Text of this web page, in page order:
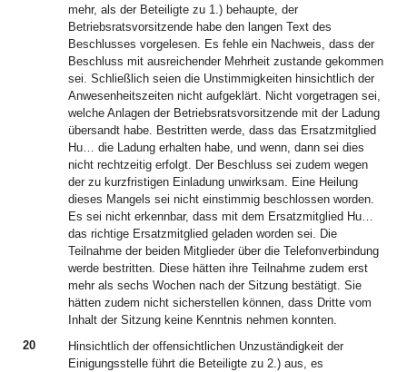
mehr, als der Beteiligte zu 1.) behaupte, der
Betriebsratsvorsitzende habe den langen Text des
Beschlusses vorgelesen. Es fehle ein Nachweis, dass der
Beschluss mit ausreichender Mehrheit zustande gekommen
sei. Schließlich seien die Unstimmigkeiten hinsichtlich der
Anwesenheitszeiten nicht aufgeklärt. Nicht vorgetragen sei,
welche Anlagen der Betriebsratsvorsitzende mit der Ladung
übersandt habe. Bestritten werde, dass das Ersatzmitglied
Hu… die Ladung erhalten habe, und wenn, dann sei dies
nicht rechtzeitig erfolgt. Der Beschluss sei zudem wegen
der zu kurzfristigen Einladung unwirksam. Eine Heilung
dieses Mangels sei nicht einstimmig beschlossen worden.
Es sei nicht erkennbar, dass mit dem Ersatzmitglied Hu…
das richtige Ersatzmitglied geladen worden sei. Die
Teilnahme der beiden Mitglieder über die Telefonverbindung
werde bestritten. Diese hätten ihre Teilnahme zudem erst
mehr als sechs Wochen nach der Sitzung bestätigt. Sie
hätten zudem nicht sicherstellen können, dass Dritte vom
Inhalt der Sitzung keine Kenntnis nehmen konnten.
20
Hinsichtlich der offensichtlichen Unzuständigkeit der
Einigungsstelle führt die Beteiligte zu 2.) aus, es